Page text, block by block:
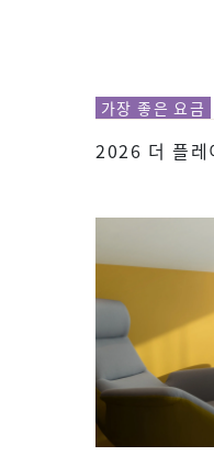
가장 좋은 요금
2026 더 플레